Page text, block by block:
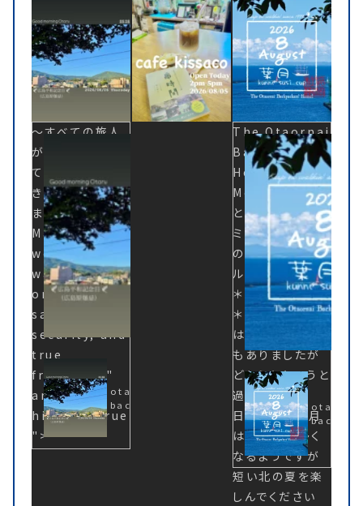
The Otaornai
Backpackers'
Hostel
MoriNoki
- Feels Like Home -
For Free and
Independent
Travelers - Otaru
Hokkaido JAPAN.
otaru-
backpackers.com
〜すべての旅人
が安全で安心し
て自由に旅をで
きる世界であり
ますように /
May the
world they
wander be
one of
safety,
security, and
true
freedom〜"
aria-
hidden="true
">
otaru-
The Otaornai
Backpackers'
Hostel
MoriNoki - ひ
とり旅大歓迎！ド
ミトリースタイル
の小さなホステ
ル - ー＊ー＊ー
＊ー＊ー＊ー＊ー
＊ー＊ー 🎇7月
は気温の高い日
もありましたが
どちらかというと
過ごしやすい
日々でした 8月
は暑い日も多く
なるようですが
短い北の夏を楽
しんでください